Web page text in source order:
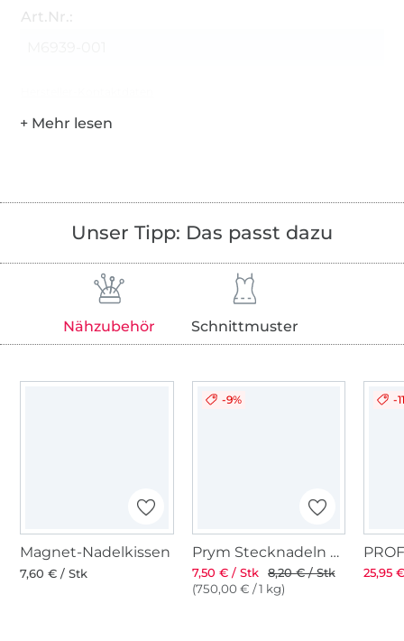
Art.Nr.:
Unser Tipp: Das passt dazu
Nähzubehör Schnittmuster
Magnet-Nadelkissen
7,60 € / Stk
-9%
Prym Stecknadeln mit Griff
7,50 € / Stk
8,20 € / Stk
(750,00 € / 1 kg)
-
25,95